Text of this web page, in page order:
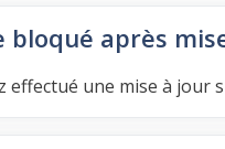
bloqué après
effectué une mise à jour